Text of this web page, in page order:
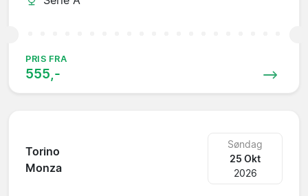
PRIS FRA
555,-
Torino
Monza
Søndag
25 Okt
2026